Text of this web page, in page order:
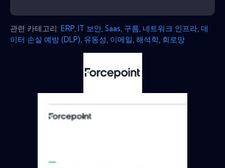
관련 카테고리: ERP IT 보안 Saas 구름 네트워크 인프라 데
이터 손실 예방 (DLP) 유동성 이메일 해석학 회로망